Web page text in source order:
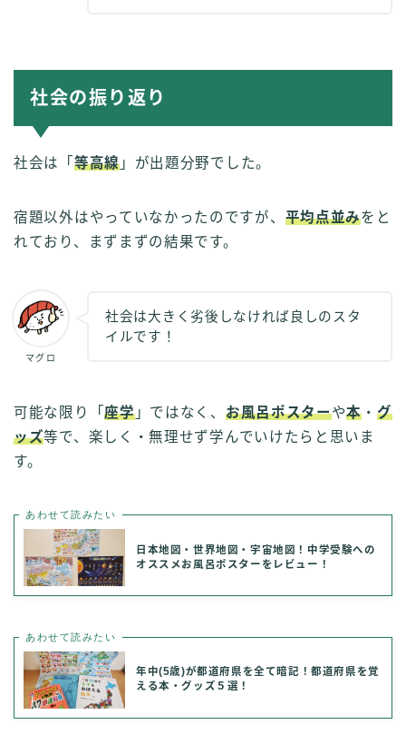
社会の振り返り
社会は「 等高線」が出題分野でした。
宿題以外はやっていなかったのですが、 平均点並みをと
れており、まずまずの結果です。
マグロ
社会は大きく劣後しなければ良しのスタ
イルです！
可能な限り「座学」ではなく、 お風呂ポスターや本 ・ グ
ッズ等で、楽しく・無理せず学んでいけたらと思いま
す。
あわせて読みたい
日本地図・世界地図・宇宙地図！中学受験への
オススメお風呂ポスターをレビュー！
あわせて読みたい
年中(5歳)が都道府県を全て暗記！都道府県を覚
える本・グッズ５選！